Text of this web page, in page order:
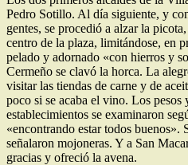
Pedro Sotillo. Al día siguiente, y
gentes, se procedió a alzar la
centro de la plaza, limitándose, en
pelado y adornado «con hierros y
Cermeño se clavó la horca. La
visitar las tiendas de carne y de
poco si se acaba el vino. Los pesos
establecimientos se examinaron
«encontrando estar todos buenos».
señalaron mojoneras. Y a San
gracias y ofreció la avena.